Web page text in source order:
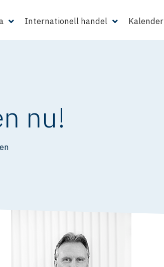
Internationell handel Kalender
nu!